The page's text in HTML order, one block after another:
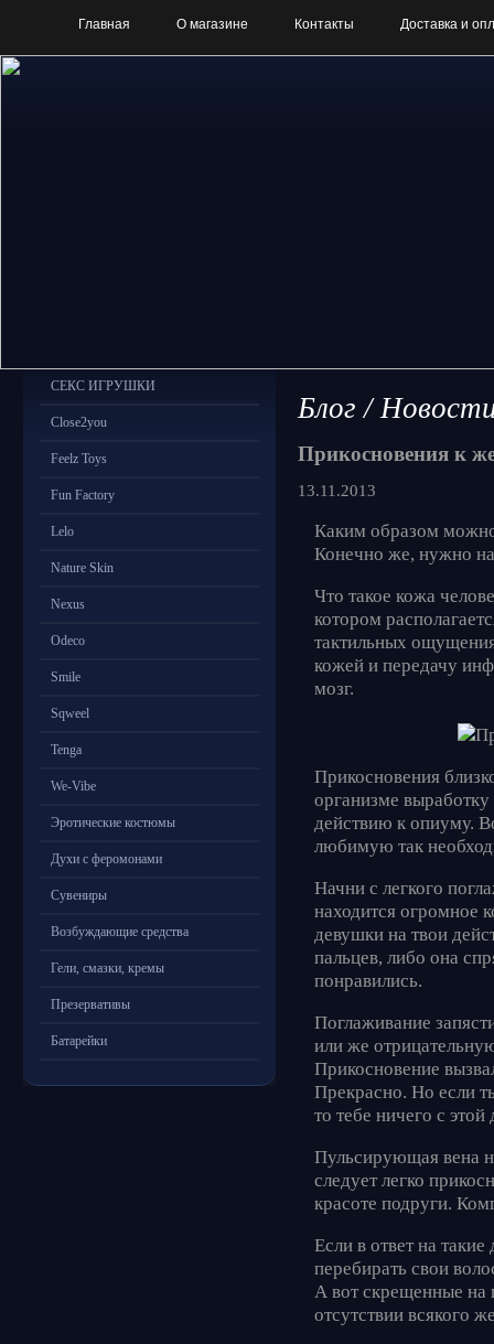
Главная О магазине Контакты Доставка и
СЕКС ИГРУШКИ
Close2you
Feelz Toys
Fun Factory
Lelo
Nature Skin
Nexus
Odeco
Smile
Sqweel
Tenga
We-Vibe
Эротические костюмы
Духи с феромонами
Сувениры
Возбуждающие средства
Гели, смазки, кремы
Презервативы
Батарейки
Блог /
Прикосновения к
13.11.2013
Каким образом
Конечно же, нужно
Что такое кожа
котором
тактильных
кожей и передачу
мозг.
Прикосновения
организме
действию к опиуму.
любимую так
Начни с легкого
находится огромное
девушки на твои
пальцев, либо она
понравились.
Поглаживание
или же
Прикосновение
Прекрасно. Но если
то тебе ничего с этой
Пульсирующая вена
следует легко
красоте подруги.
Если в ответ на
перебирать свои
А вот скрещенные на
отсутствии всякого